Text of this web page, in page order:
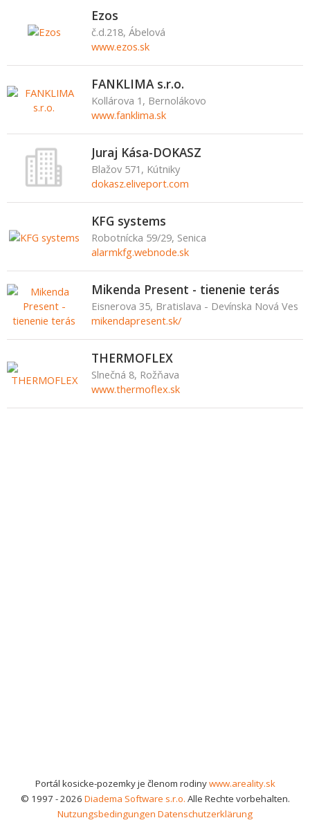
Ezos
č.d.218, Ábelová
www.ezos.sk
FANKLIMA s.r.o.
Kollárova 1, Bernolákovo
www.fanklima.sk
Juraj Kása-DOKASZ
Blažov 571, Kútniky
dokasz.eliveport.com
KFG systems
Robotnícka 59/29, Senica
alarmkfg.webnode.sk
Mikenda Present - tienenie terás
Eisnerova 35, Bratislava - Devínska Nová Ves
mikendapresent.sk/
THERMOFLEX
Slnečná 8, Rožňava
www.thermoflex.sk
Portál kosicke-pozemky je členom rodinywww.areality.sk
© 1997 - 2026 Diadema Software s.r.o. Alle Rechte vorbehalten.
Nutzungsbedingungen Datenschutzerklärung